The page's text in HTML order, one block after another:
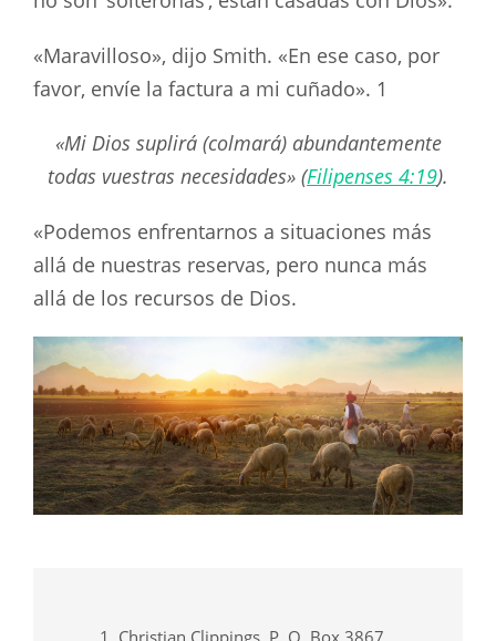
«Maravilloso», dijo Smith. «En ese caso, por
favor, envíe la factura a mi cuñado». 1
«Mi Dios suplirá (colmará) abundantemente
todas vuestras necesidades» (Filipenses 4:19).
«Podemos enfrentarnos a situaciones más
allá de nuestras reservas, pero nunca más
allá de los recursos de Dios.
1. Christian Clippings, P. O. Box 3867,